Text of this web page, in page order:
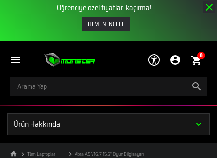
Öğrenciye özel fiyatları kaçırma!
HEMEN İNCELE
0
Ürün Hakkında
Tüm Laptoplar Abra A5 V16.7 15,6" Oyun Bilgisayarı